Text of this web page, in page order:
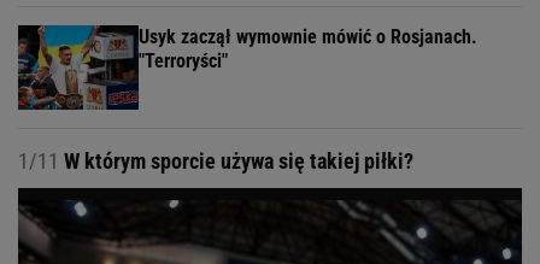
Usyk zaczął wymownie mówić o Rosjanach.
"Terroryści"
1/11 W którym sporcie używa się takiej piłki?